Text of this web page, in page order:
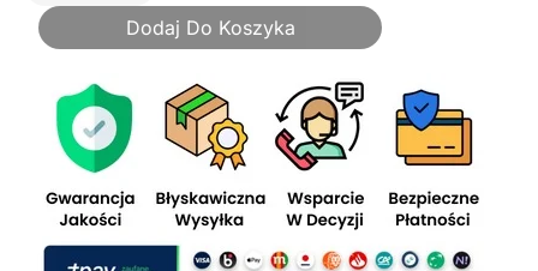
Dodaj Do Koszyka